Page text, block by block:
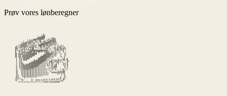
Prøv vores lønberegner